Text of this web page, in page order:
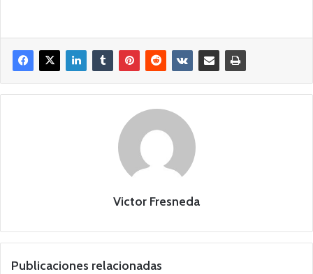
Victor Fresneda
Publicaciones relacionadas